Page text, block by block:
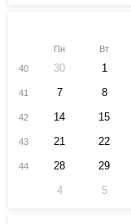
Пн Вт
40
30 1
41 7 8
42 14 15
43 21 22
44 28 29
4
5